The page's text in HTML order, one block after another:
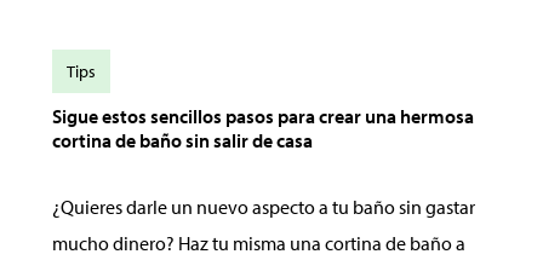
Sigue estos sencillos pasos para crear una hermosa
cortina de baño sin salir de casa
¿Quieres darle un nuevo aspecto a tu baño sin gastar
mucho dinero? Haz tu misma una cortina de baño a
Tips